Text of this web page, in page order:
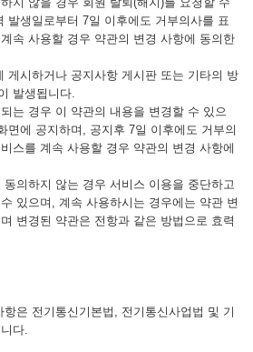
발생일로부터 7일 이후에도 거부의사를 표
속 사용할 경우 약관의 변경 사항에 동의한
시하거나 공지사항 게시판 또는 기타의 방
발생됩니다.
는 경우 이 약관의 내용을 변경할 수 있으
면에 공지하며, 공지후 7일 이후에도 거부의
스를 계속 사용할 경우 약관의 변경 사항에
의하지 않는 경우 서비스 이용을 중단하고
있으며, 계속 사용하시는 경우에는 약관 변
변경된 약관은 전항과 같은 방법으로 효력
은 전기통신기본법, 전기통신사업법 및 기
다.